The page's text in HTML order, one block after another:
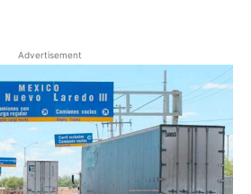
Advertisement